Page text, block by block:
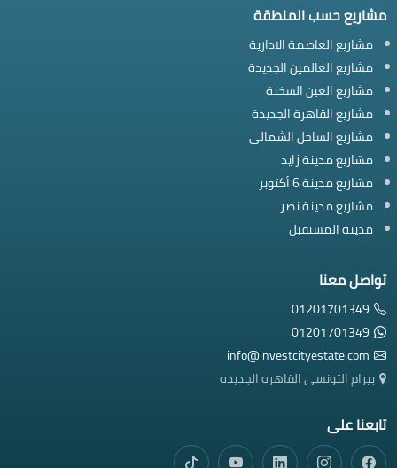
مشاريع حسب المنطقة
مشاريع العاصمة الادارية
مشاريع العالمين الجديدة
مشاريع العين السخنة
مشاريع القاهرة الجديدة
مشاريع الساحل الشمالى
مشاريع مدينة زايد
مشاريع مدينة 6 أكتوبر
مشاريع مدينة نصر
مدينة المستقبل
تواصل معنا
01201701349
01201701349
info@investcityestate.com
بيرام التونسى القاهره الجديده
تابعنا على